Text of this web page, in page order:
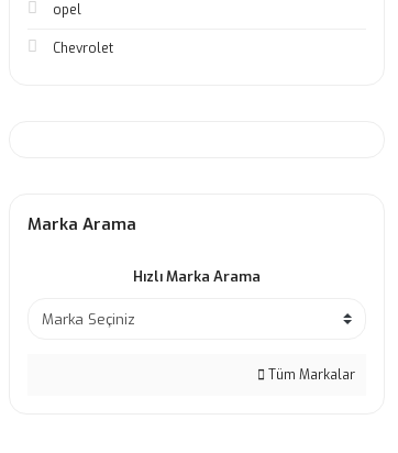
opel
Chevrolet
Marka Arama
Hızlı Marka Arama
Tüm Markalar